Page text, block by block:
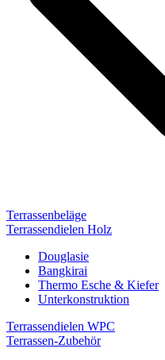
Terrassenbeläge
Terrassendielen Holz
Douglasie
Bangkirai
Thermo Esche & Kiefer
Unterkonstruktion
Terrassendielen WPC
Terrassen-Zubehör